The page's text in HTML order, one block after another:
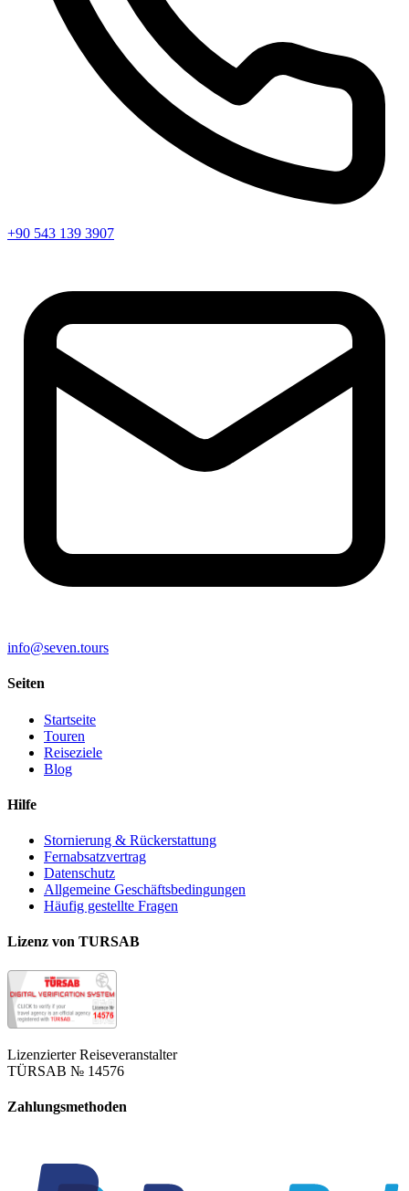
+90 543 139 3907
info@seven.tours
Seiten
Startseite
Touren
Reiseziele
Blog
Hilfe
Stornierung & Rückerstattung
Fernabsatzvertrag
Datenschutz
Allgemeine Geschäftsbedingungen
Häufig gestellte Fragen
Lizenz von TURSAB
Lizenzierter Reiseveranstalter
TÜRSAB № 14576
Zahlungsmethoden